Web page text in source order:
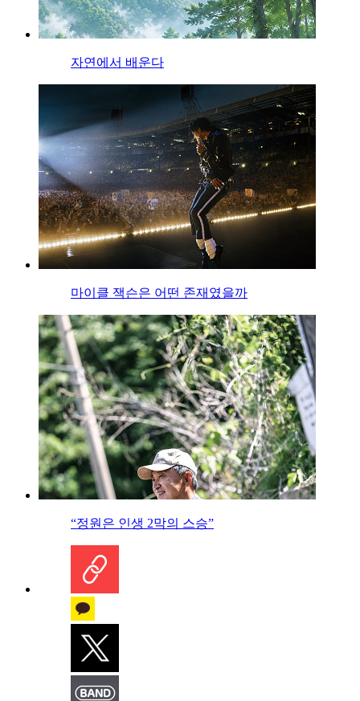
자연에서 배운다
마이클 잭슨은 어떤 존재였을까
“정원은 인생 2막의 스승”